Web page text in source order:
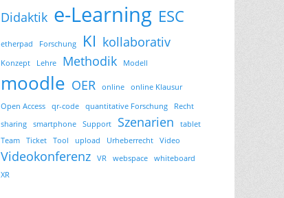
Didaktik e-Learning ESC
etherpad Forschung KI kollaborativ
Konzept Lehre Methodik Modell
moodle OER online
online Klausur
Open Access
qr-code quantitative Forschung
Recht
sharing
smartphone Support Szenarien
tablet
Team
Ticket Tool upload Urheberrecht Video
Videokonferenz VR webspace
whiteboard
XR